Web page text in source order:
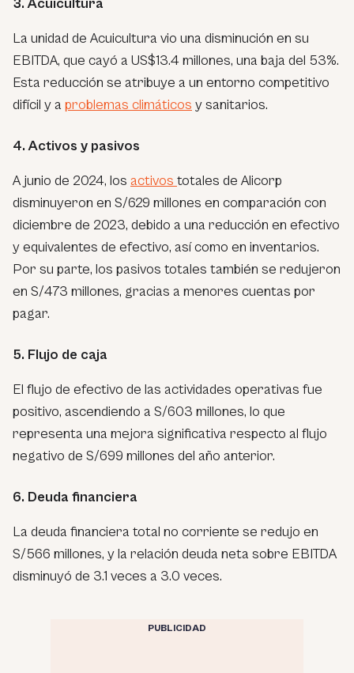
3. Acuicultura
La unidad de Acuicultura vio una disminución en su
EBITDA, que cayó a US$13.4 millones, una baja del 53%.
Esta reducción se atribuye a un entorno competitivo
difícil y a problemas climáticos y sanitarios.
4. Activos y pasivos
A junio de 2024, los activos totales de Alicorp
disminuyeron en S/629 millones en comparación con
diciembre de 2023, debido a una reducción en efectivo
y equivalentes de efectivo, así como en inventarios.
Por su parte, los pasivos totales también se redujeron
en S/473 millones, gracias a menores cuentas por
pagar.
5. Flujo de caja
El flujo de efectivo de las actividades operativas fue
positivo, ascendiendo a S/603 millones, lo que
representa una mejora significativa respecto al flujo
negativo de S/699 millones del año anterior.
6. Deuda financiera
La deuda financiera total no corriente se redujo en
S/566 millones, y la relación deuda neta sobre EBITDA
disminuyó de 3.1 veces a 3.0 veces.
PUBLICIDAD